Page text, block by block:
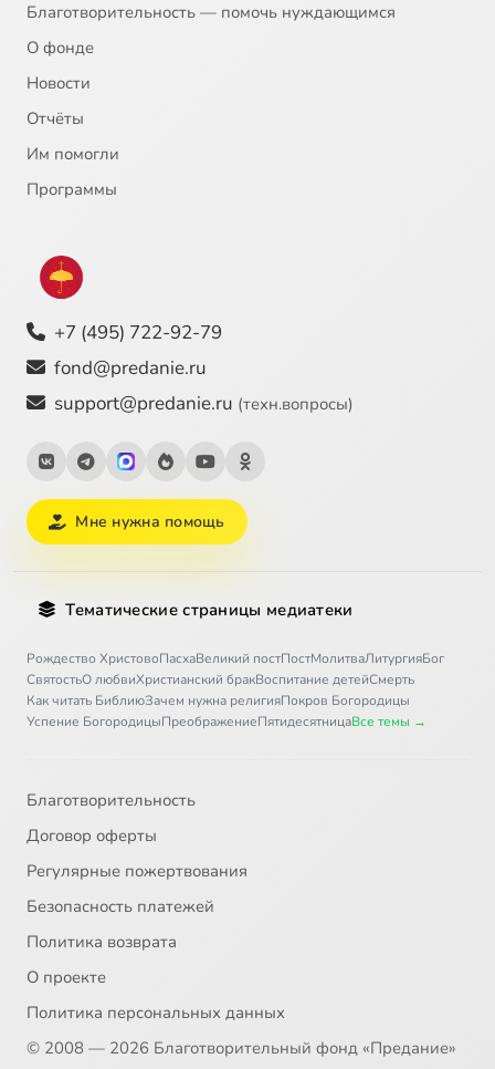
Благотворительность — помочь нуждающимся
О фонде
Новости
Отчёты
Им помогли
Программы
+7 (495) 722-92-79
fond@predanie.ru
support@predanie.ru (техн.вопросы)
Мне нужна помощь
Тематические страницы медиатеки
Рождество ХристовоПасхаВеликий постПостМолитваЛитургияБог
СвятостьО любвиХристианский бракВоспитание детейСмерть
Как читать БиблиюЗачем нужна религияПокров Богородицы
Успение БогородицыПреображениеПятидесятницаВсе темы →
Благотворительность
Договор оферты
Регулярные пожертвования
Безопасность платежей
Политика возврата
О проекте
Политика персональных данных
© 2008 — 2026 Благотворительный фонд «Предание»